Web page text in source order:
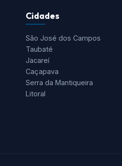
Cidades
São José dos Campos
Taubaté
Jacareí
Caçapava
Serra da Mantiqueira
Litoral